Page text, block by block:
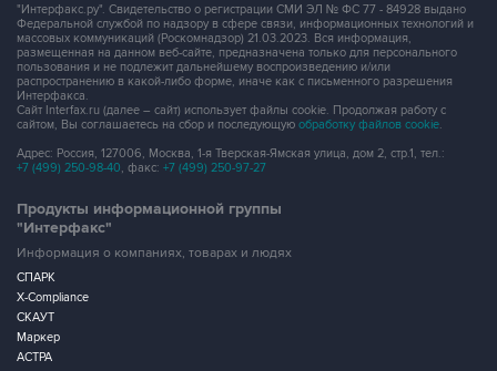
"Интерфакс.ру". Свидетельство о регистрации СМИ ЭЛ № ФС 77 - 84928 выдано
Федеральной службой по надзору в сфере связи, информационных технологий и
массовых коммуникаций (Роскомнадзор) 21.03.2023. Вся информация,
размещенная на данном веб-сайте, предназначена только для персонального
пользования и не подлежит дальнейшему воспроизведению и/или
распространению в какой-либо форме, иначе как с письменного разрешения
Интерфакса.
Сайт Interfax.ru (далее – сайт) использует файлы cookie. Продолжая работу с
сайтом, Вы соглашаетесь на сбор и последующую обработку файлов cookie.
Адрес: Россия, 127006, Москва, 1-я Тверская-Ямская улица, дом 2, стр.1, тел.:
+7 (499) 250-98-40, факс: +7 (499) 250-97-27
Продукты информационной группы
"Интерфакс"
Информация о компаниях, товарах и людях
СПАРК
X-Compliance
СКАУТ
Маркер
АСТРА